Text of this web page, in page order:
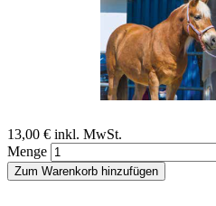
Grundlegende Strukturen und
Digitale Ausgabe
13,00 € inkl. MwSt.
Menge
Zum Warenkorb hinzufügen